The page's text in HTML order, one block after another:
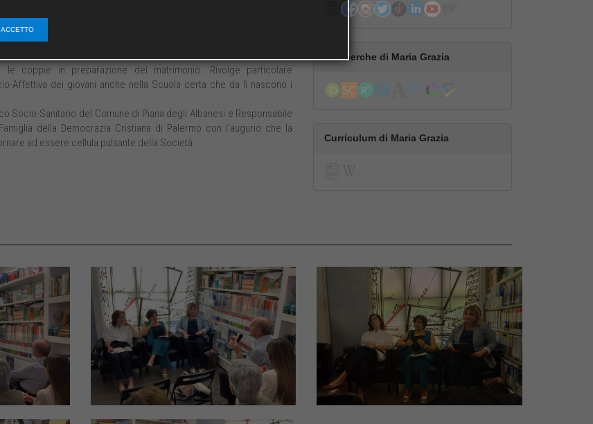
materno infantile. Si occupa della Donna in tutte le fasi
responsabile, della natalità e percorso nascita, del puerperio e
e del ciclo di vita delle coppia ha svolto diversi incontri di
le coppie in preparazione del matrimonio. Rivolge particolare
Affettiva dei giovani anche nella Scuola certa che da lì nascono i
Socio-Sanitario del Comune di Piana degli Albanesi e Responsabile
della Democrazia Cristiana di Palermo con l’augurio che la
ad essere cellula pulsante della Società.
Le ricerche di Maria Grazia
Curriculum di Maria Grazia